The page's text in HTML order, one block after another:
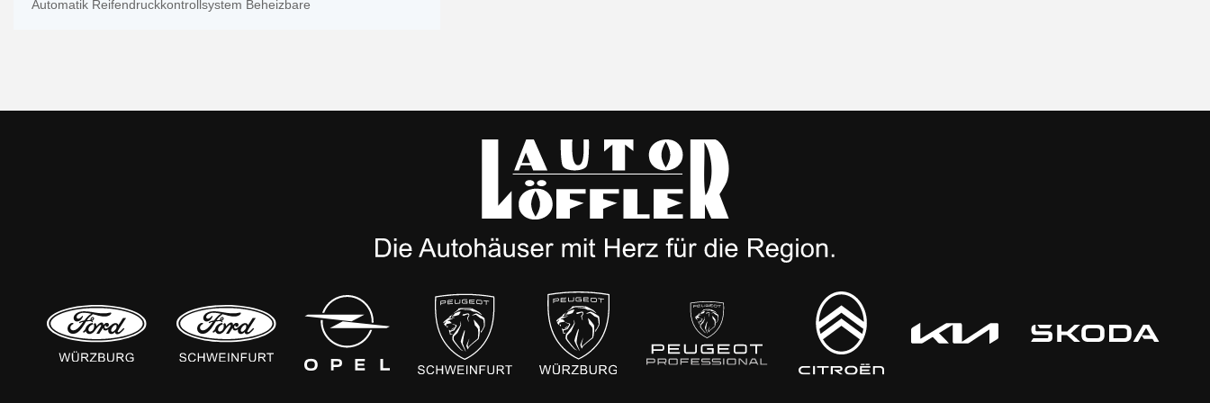
Automatik Reifendruckkontrollsystem Beheizbare